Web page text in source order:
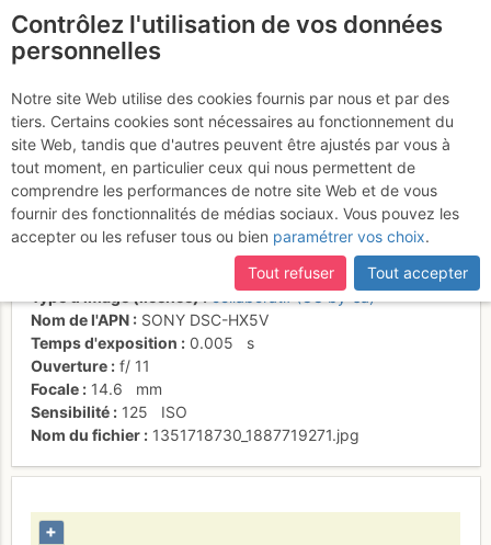
certaines pages ne sont plus accessibles, manquantes ou
incomplètes, déconnectez-vous puis reconnectez-vous à votre
compte sur le site.
Couloir pertuis,
variante du bas
Activités
Date/heure
collaboratif (CC by-sa)
Nom de l'APN
SONY DSC-HX5V
Temps d'exposition
0.005
s
Ouverture
f/ 11
Focale
14.6
mm
Sensibilité
125
ISO
Nom du fichier
1351718730_1887719271.jpg
+
Contrôlez l'utilisation de vos données
personnelles
Notre site Web utilise des cookies fournis par nous et par des
tiers. Certains cookies sont nécessaires au fonctionnement du
site Web, tandis que d'autres peuvent être ajustés par vous à
tout moment, en particulier ceux qui nous permettent de
comprendre les performances de notre site Web et de vous
fournir des fonctionnalités de médias sociaux. Vous pouvez les
accepter ou les refuser tous ou bien paramétrer vos choix.
Tout refuser
Tout accepter